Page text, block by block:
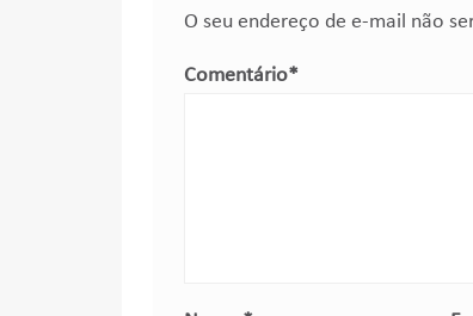
O seu endereço de e-mail não
Comentário*